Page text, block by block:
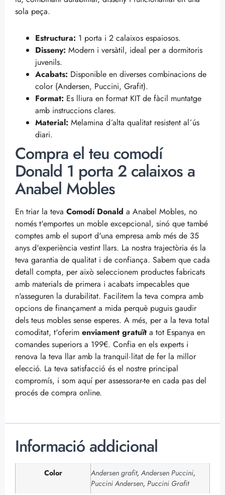
sola peça.
Estructura: 1 porta i 2 calaixos espaiosos.
Disseny: Modern i versàtil, ideal per a dormitoris
juvenils.
Acabats: Disponible en diverses combinacions de
color (Andersen, Puccini, Grafit).
Format: Es lliura en format KIT de fàcil muntatge
amb instruccions clares.
Material: Melamina d´alta qualitat resistent al´ús
diari.
Compra el teu comodí
Donald 1 porta 2 calaixos a
Anabel Mobles
En triar la teva Comodí Donald a Anabel Mobles, no
només t'emportes un moble excepcional, sinó que també
comptes amb el suport d'una empresa amb més de 35
anys d'experiència vestint llars. La nostra trajectòria és la
teva garantia de qualitat i de confiança. Sabem que cada
detall compta, per això seleccionem productes fabricats
amb materials de primera i acabats impecables que
n'asseguren la durabilitat. Facilitem la teva compra amb
opcions de finançament a mida perquè puguis gaudir
dels teus mobles sense esperes. A més, per a la teva total
comoditat, t'oferim enviament gratuït a tot Espanya en
comandes superiors a 199€. Confia en els experts i
renova la teva llar amb la tranquil·litat de fer la millor
elecció. La teva satisfacció és el nostre principal
compromís, i som aquí per assessorar-te en cada pas del
procés de compra online.
Informació addicional
Color Andersen grafit, Andersen Puccini,
Puccini Andersen, Puccini Grafit